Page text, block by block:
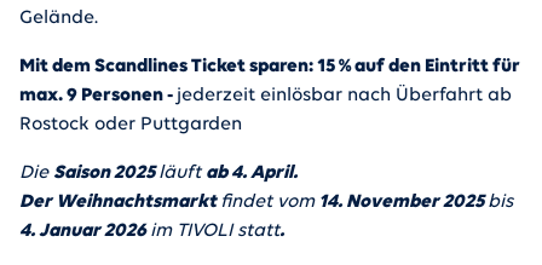
Gelände.
Mit dem Scandlines Ticket sparen: 15 % auf den Eintritt für
max. 9 Personen - jederzeit einlösbar nach Überfahrt ab
Rostock oder Puttgarden
Die Saison 2025läuftab 4. April.
Der Weihnachtsmarkt findet vom14. November 2025bis
4. Januar 2026im TIVOLI statt.